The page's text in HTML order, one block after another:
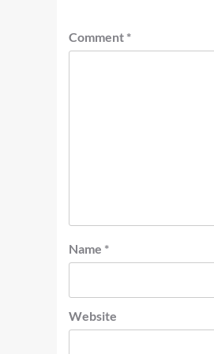
Comment *
Name *
Website